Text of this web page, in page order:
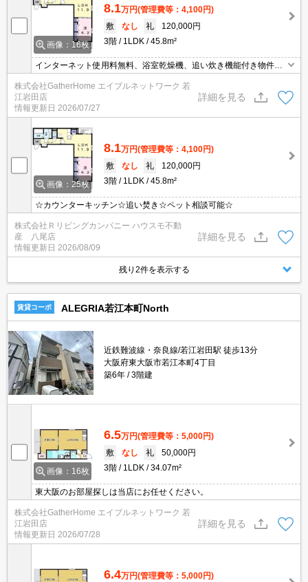
画像：16枚
8.1万円(管理費等：4,100円)
敷
なし 礼
120,000円
3階
1LDK 45.8m²
インターネット使用料無料、浴室乾燥機、追い炊き機能付き物件！
是非お問い合わせください！
株式会社GatherHome エイブルネットワーク 若
江岩田店
情報更新日 2026/07/27
詳細を見る
画像：25枚
8.1万円(管理費等：4,100円)
敷
なし 礼
120,000円
3階
1LDK 45.8m²
☆カウンターキッチン☆追い焚き☆ペット相談可能☆
株式会社Ｒリビングカンパニー ハウスモ不動
産 八尾店
情報更新日 2026/08/09
詳細を見る
残り2件を表示する
賃貸コーポ ALEGRIA若江本町North
近鉄難波線・奈良線/若江岩田駅 徒歩13分
大阪府東大阪市若江本町4丁目
築6年
3階建
画像：16枚
6.5万円(管理費等：5,000円)
敷
なし 礼
50,000円
3階
1LDK 34.07m²
東大阪のお部屋探しは当店にお任せください。
株式会社GatherHome エイブルネットワーク 若
江岩田店
情報更新日 2026/07/28
詳細を見る
6.4万円(管理費等：5,000円)